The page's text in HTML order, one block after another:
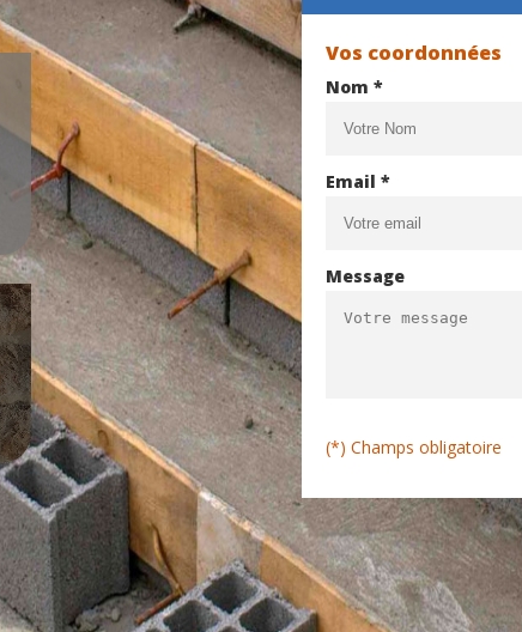
Vos coordonnées
Nom *
Email *
Message
(*) Champs obligatoire